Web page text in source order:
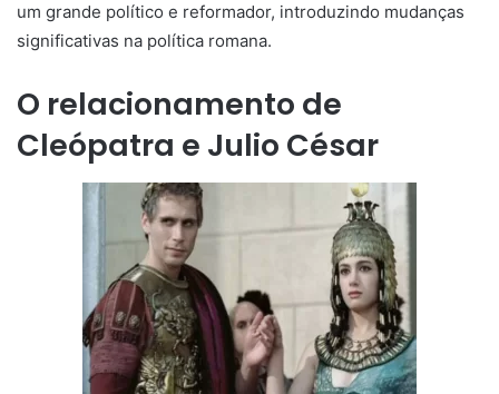
um grande político e reformador, introduzindo mudanças
significativas na política romana.
O relacionamento de
Cleópatra e Julio César